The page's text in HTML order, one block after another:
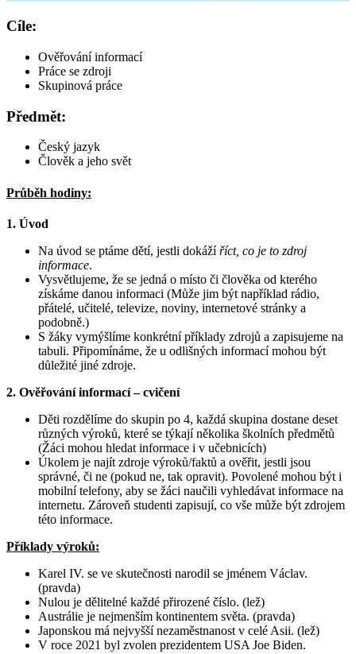
Cíle:
Ověřování informací
Práce se zdroji
Skupinová práce
Předmět:
Český jazyk
Člověk a jeho svět
Průběh hodiny:
1. Úvod
Na úvod se ptáme dětí, jestli dokážíříct, co je to zdroj
informace.
Vysvětlujeme, že se jedná o místo či člověka od kterého
získáme danou informaci (Může jim být například rádio,
přátelé, učitelé, televize, noviny, internetové stránky a
podobně.)
S žáky vymýšlíme konkrétní příklady zdrojů a zapisujeme na
tabuli. Připomínáme, že u odlišných informací mohou být
důležité jiné zdroje.
2. Ověřování informací – cvičení
Děti rozdělíme do skupin po 4, každá skupina dostane deset
různých výroků, které se týkají několika školních předmětů
(Žáci mohou hledat informace i v učebnicích)
Úkolem je najít zdroje výroků/faktů a ověřit, jestli jsou
správné, či ne (pokud ne, tak opravit). Povolené mohou být i
mobilní telefony, aby se žáci naučili vyhledávat informace na
internetu. Zároveň studenti zapisují, co vše může být zdrojem
této informace.
Příklady výroků:
Karel IV. se ve skutečnosti narodil se jménem Václav.
(pravda)
Nulou je dělitelné každé přirozené číslo. (lež)
Austrálie je nejmenším kontinentem světa. (pravda)
Japonskou má nejvyšší nezaměstnanost v celé Asii. (lež)
V roce 2021 byl zvolen prezidentem USA Joe Biden.